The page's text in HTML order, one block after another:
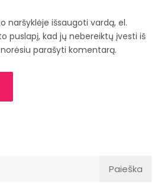
naršyklėje išsaugoti vardą, el.
puslapį, kad jų nebereiktų įvesti iš
parašyti komentarą.